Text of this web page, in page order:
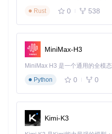
用户真实场景：Vidupe
专业摄影师李先生曾面临这样
五年间拍摄的婚礼视频，许多
使用Vidupe后，他通过
0GB存储空间，还建立了更有
YouTube创作者小王的经验同
了大量素材片段，经常出现同
的智能缓存功能，首次扫描后
Rust
0 538
MiniMax-H3
Python
0 0
Kimi-K3